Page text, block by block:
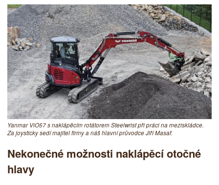
Yanmar ViO57 s naklápěcím rotátorem Steelwrist při práci na meziskládce.
Za joysticky sedí majitel firmy a náš hlavní průvodce Jiří Masař.
Nekonečné možnosti naklápěcí otočné
hlavy